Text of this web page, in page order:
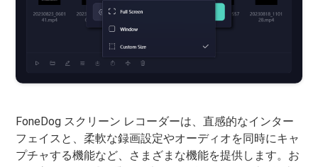
FoneDog スクリーン レコーダーは、直感的なインター
フェイスと、柔軟な録画設定やオーディオを同時にキャ
プチャする機能など、さまざまな機能を提供します。お